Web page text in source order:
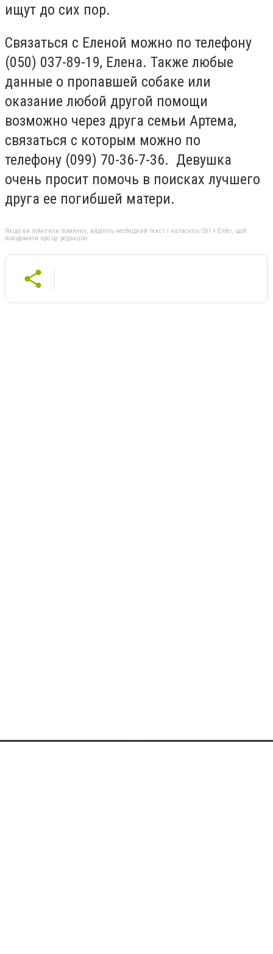
ищут до сих пор.
Связаться с Еленой можно по телефону
(050) 037-89-19, Елена. Также любые
данные о пропавшей собаке или
оказание любой другой помощи
возможно через друга семьи Артема,
связаться с которым можно по
телефону (099) 70-36-7-36. Девушка
очень просит помочь в поисках лучшего
друга ее погибшей матери.
Якщо ви помітили помилку, виділіть необхідний текст і натисніть Ctrl + Enter, щоб
повідомити про це редакцію